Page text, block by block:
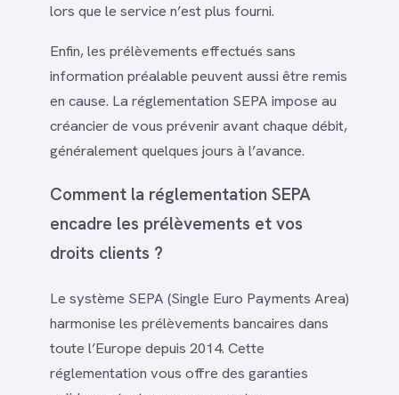
lors que le service n’est plus fourni.
Enfin, les prélèvements effectués sans
information préalable peuvent aussi être remis
en cause. La réglementation SEPA impose au
créancier de vous prévenir avant chaque débit,
généralement quelques jours à l’avance.
Comment la réglementation SEPA
encadre les prélèvements et vos
droits clients ?
Le système SEPA (Single Euro Payments Area)
harmonise les prélèvements bancaires dans
toute l’Europe depuis 2014. Cette
réglementation vous offre des garanties